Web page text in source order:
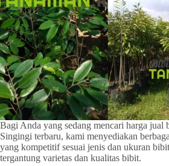
Bagi Anda yang sedang mencari harga jual
Singingi terbaru, kami menyediakan
yang kompetitif sesuai jenis dan ukuran
tergantung varietas dan kualitas bibit.